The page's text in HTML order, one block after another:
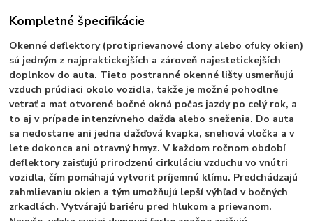
Kompletné špecifikácie
Okenné deflektory (protiprievanové clony alebo ofuky okien)
sú jedným z najpraktickejších a zároveň najestetickejších
doplnkov do auta. Tieto postranné okenné lišty usmerňujú
vzduch prúdiaci okolo vozidla, takže je možné pohodlne
vetrať a mať otvorené bočné okná počas jazdy po celý rok, a
to aj v prípade intenzívneho dažďa alebo sneženia. Do auta
sa nedostane ani jedna dažďová kvapka, snehová vločka a v
lete dokonca ani otravný hmyz. V každom ročnom období
deflektory zaisťujú prirodzenú cirkuláciu vzduchu vo vnútri
vozidla, čím pomáhajú vytvoriť príjemnú klímu. Predchádzajú
zahmlievaniu okien a tým umožňujú lepší výhľad v bočných
zrkadlách. Vytvárajú bariéru pred hlukom a prievanom.